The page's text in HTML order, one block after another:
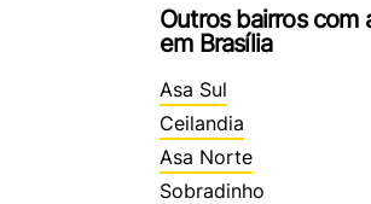
Outros bairros com
em Brasília
Asa Sul
Ceilandia
Asa Norte
Sobradinho